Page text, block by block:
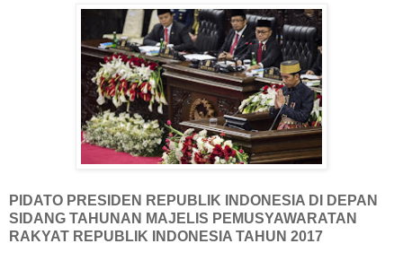
PIDATO PRESIDEN REPUBLIK INDONESIA DI DEPAN
SIDANG TAHUNAN MAJELIS PEMUSYAWARATAN
RAKYAT REPUBLIK INDONESIA TAHUN 2017